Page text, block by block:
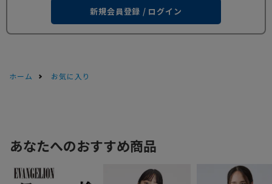
新規会員登録 / ログイン
ホーム お気に入り